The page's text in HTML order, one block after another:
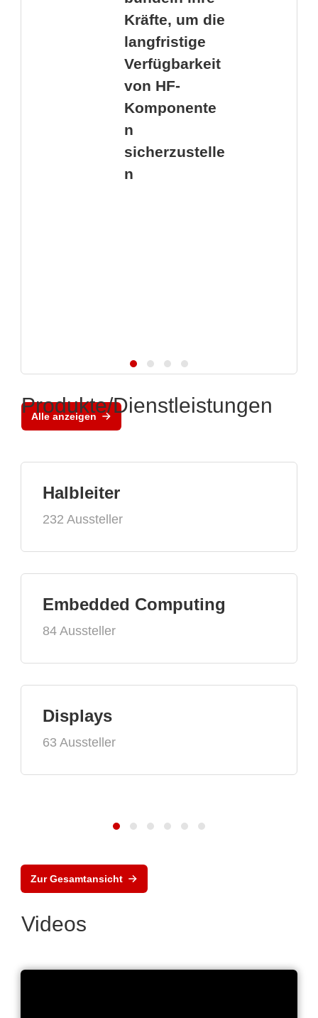
Kräfte, um die
langfristige
Verfügbarkeit
von HF-
Komponente
n
sicherzustelle
n
Alle anzeigen
Produkte/Dienstleistungen
Halbleiter
232 Aussteller
Embedded Computing
84 Aussteller
Displays
63 Aussteller
Zur Gesamtansicht
Videos